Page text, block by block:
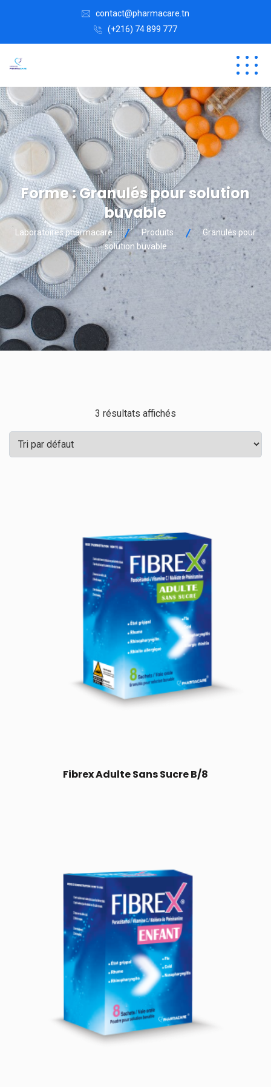
contact@pharmacare.tn
(+216) 74 899 777
Forme :Granulés pour solution
buvable
Laboratoires pharmacare Produits
Granulés pour
solution buvable
3 résultats affichés
Fibrex Adulte Sans Sucre B/8